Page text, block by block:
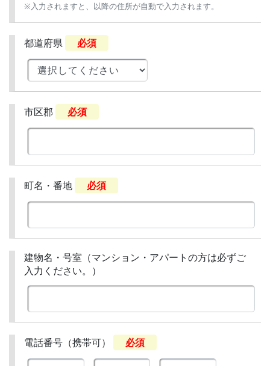
※入力されますと、以降の住所が自動で入力されます。
都道府県 必須
市区郡 必須
町名・番地 必須
建物名・号室（マンション・アパートの方は必ずご
入力ください。）
電話番号（携帯可） 必須